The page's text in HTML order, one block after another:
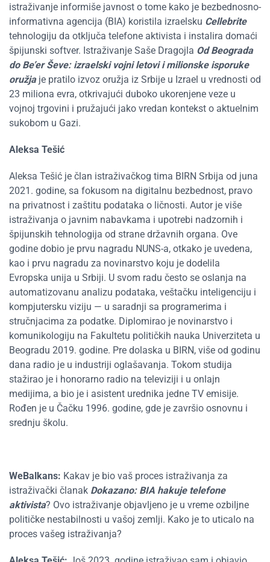
istraživanje informiše javnost o tome kako je bezbednosno-
informativna agencija (BIA) koristila izraelsku Cellebrite
tehnologiju da otključa telefone aktivista i instalira domaći
špijunski softver. Istraživanje Saše Dragojla Od Beograda
do Be’er Ševe: izraelski vojni letovi i milionske isporuke
oružjaje pratilo izvoz oružja iz Srbije u Izrael u vrednosti od
23 miliona evra, otkrivajući duboko ukorenjene veze u
vojnoj trgovini i pružajući jako vredan kontekst o aktuelnim
sukobom u Gazi.
Aleksa Tešić
Aleksa Tešić je član istraživačkog tima BIRN Srbija od juna
2021. godine, sa fokusom na digitalnu bezbednost, pravo
na privatnost i zaštitu podataka o ličnosti. Autor je više
istraživanja o javnim nabavkama i upotrebi nadzornih i
špijunskih tehnologija od strane državnih organa. Ove
godine dobio je prvu nagradu NUNS-a, otkako je uvedena,
kao i prvu nagradu za novinarstvo koju je dodelila
Evropska unija u Srbiji. U svom radu često se oslanja na
automatizovanu analizu podataka, veštačku inteligenciju i
kompjutersku viziju — u saradnji sa programerima i
stručnjacima za podatke. Diplomirao je novinarstvo i
komunikologiju na Fakultetu političkih nauka Univerziteta u
Beogradu 2019. godine. Pre dolaska u BIRN, više od godinu
dana radio je u industriji oglašavanja. Tokom studija
stažirao je i honorarno radio na televiziji i u onlajn
medijima, a bio je i asistent urednika jedne TV emisije.
Rođen je u Čačku 1996. godine, gde je završio osnovnu i
srednju školu.
WeBalkans: Kakav je bio vaš proces istraživanja za
istraživački članak Dokazano: BIA hakuje telefone
aktivista? Ovo istraživanje objavljeno je u vreme ozbiljne
političke nestabilnosti u vašoj zemlji. Kako je to uticalo na
proces vašeg istraživanja?